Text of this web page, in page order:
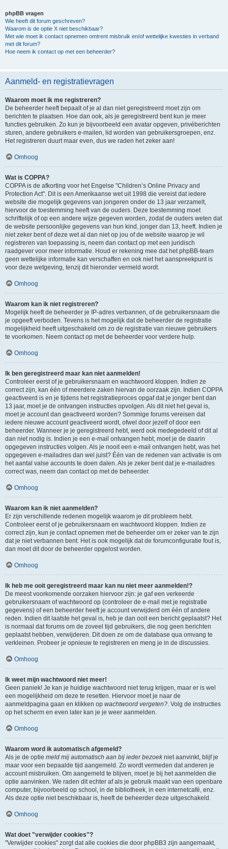
phpBB vragen
Wie heeft dit forum geschreven?
Waarom is de optie X niet beschikbaar?
Met wie moet ik contact opnemen omtrent misbruik en/of wettelijke kwesties in verband
met dit forum?
Hoe neem ik contact op met een beheerder?
Aanmeld- en registratievragen
Waarom moet ik me registreren?
De beheerder heeft bepaalt of je al dan niet geregistreerd moet zijn om
berichten te plaatsen. Hoe dan ook, als je geregistreerd bent kun je meer
functies gebruiken. Zo kun je bijvoorbeeld een avatar opgeven, privéberichten
sturen, andere gebruikers e-mailen, lid worden van gebruikersgroepen, enz.
Het registreren duurt maar even, dus we raden het zeker aan!
Omhoog
Wat is COPPA?
COPPA is de afkorting voor het Engelse "Children’s Online Privacy and
Protection Act". Dit is een Amerikaanse wet uit 1998 die vereist dat iedere
website die mogelijk gegevens van jongeren onder de 13 jaar verzamelt,
hiervoor de toestemming heeft van de ouders. Deze toestemming moet
schriftelijk of op een andere wijze gegeven worden, zodat de ouders weten dat
de website persoonlijke gegevens van hun kind, jonger dan 13, heeft. Indien je
niet zeker bent of deze wet al dan niet op jou of de website waarop je wil
registreren van toepassing is, neem dan contact op met een juridisch
raadgever voor meer informatie. Houd er rekening mee dat het phpBB-team
geen wettelijke informatie kan verschaffen en ook niet het aanspreekpunt is
voor deze wetgeving, tenzij dit hieronder vermeld wordt.
Omhoog
Waarom kan ik niet registreren?
Mogelijk heeft de beheerder je IP-adres verbannen, of de gebruikersnaam die
je opgeeft verboden. Tevens is het mogelijk dat de beheerder de registratie
mogelijkheid heeft uitgeschakeld om zo de registratie van nieuwe gebruikers
te voorkomen. Neem contact op met de beheerder voor verdere hulp.
Omhoog
Ik ben geregistreerd maar kan niet aanmelden!
Controleer eerst of je gebruikersnaam en wachtwoord kloppen. Indien ze
correct zijn, kan één of meerdere zaken hiervan de oorzaak zijn. Indien COPPA
geactiveerd is en je tijdens het registratieproces opgaf dat je jonger bent dan
13 jaar, moet je de ontvangen instructies opvolgen. Als dit niet het geval is,
moet je account dan geactiveerd worden? Sommige forums vereisen dat
iedere nieuwe account geactiveerd wordt, ofwel door jezelf of door een
beheerder. Wanneer je je geregistreerd hebt, werd ook medegedeeld of dit al
dan niet nodig is. Indien je een e-mail ontvangen hebt, moet je de daarin
opgegeven instructies volgen. Als je nooit een e-mail ontvangen hebt, was het
opgegeven e-mailadres dan wel juist? Één van de redenen van activatie is om
het aantal valse accounts te doen dalen. Als je zeker bent dat je e-mailadres
correct was, neem dan contact op met de beheerder.
Omhoog
Waarom kan ik niet aanmelden?
Er zijn verschillende redenen mogelijk waarom je dit probleem hebt.
Controleer eerst of je gebruikersnaam en wachtwoord kloppen. Indien ze
correct zijn, kun je contact opnemen met de beheerder om er zeker van te zijn
dat je niet verbannen bent. Het is ook mogelijk dat de forumconfiguratie fout is,
dan moet dit door de beheerder opgelost worden.
Omhoog
Ik heb me ooit geregistreerd maar kan nu niet meer aanmelden!?
De meest voorkomende oorzaken hiervoor zijn: je gaf een verkeerde
gebruikersnaam of wachtwoord op (controleer de e-mail met je registratie
gegevens) of een beheerder heeft je account verwijderd om één of andere
reden. Indien dit laatste het geval is, heb je dan ooit een bericht geplaatst? Het
is normaal dat forums om de zoveel tijd gebruikers, die nog geen berichten
geplaatst hebben, verwijderen. Dit doen ze om de database qua omvang te
verkleinen. Probeer je opnieuw te registreren en meng je in de discussies.
Omhoog
Ik weet mijn wachtwoord niet meer!
Geen paniek! Je kan je huidige wachtwoord niet terug krijgen, maar er is wel
een mogelijkheid om deze te resetten. Hiervoor moet je naar de
aanmeldpagina gaan en klikken op wachtwoord vergeten?. Volg de instructies
op het scherm en even later kan je je weer aanmelden.
Omhoog
Waarom word ik automatisch afgemeld?
Als je de optie meld mij automatisch aan bij ieder bezoekniet aanvinkt, blijf je
maar voor een bepaalde tijd aangemeld. Zo wordt vermeden dat anderen je
account misbruiken. Om aangemeld te blijven, moet je bij het aanmelden die
optie aanvinken. We raden dit echter af als je gebruik maakt van een openbare
computer, bijvoorbeeld op school, in de bibliotheek, in een internetcafé, enz.
Als deze optie niet beschikbaar is, heeft de beheerder deze uitgeschakeld.
Omhoog
Wat doet "verwijder cookies"?
"Verwijder cookies" zorgt dat alle cookies die door phpBB3 zijn aangemaakt,